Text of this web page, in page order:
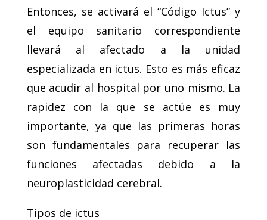
Entonces, se activará el “Código Ictus” y
el equipo sanitario correspondiente
llevará al afectado a la unidad
especializada en ictus. Esto es más eficaz
que acudir al hospital por uno mismo. La
rapidez con la que se actúe es muy
importante, ya que las primeras horas
son fundamentales para recuperar las
funciones afectadas debido a la
neuroplasticidad cerebral.
Tipos de ictus